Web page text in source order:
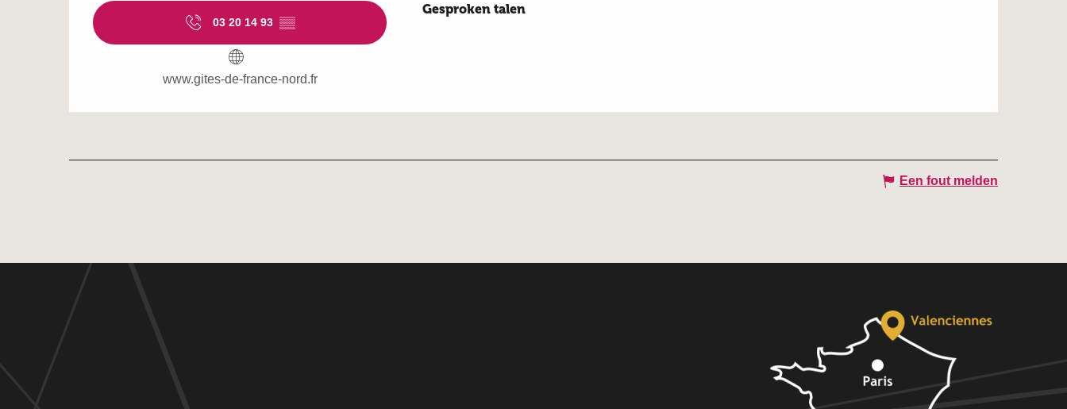
03 20 14 93 ▒▒
www.gites-de-france-nord.fr
Gesproken talen
Gesproken talen
Een fout melden